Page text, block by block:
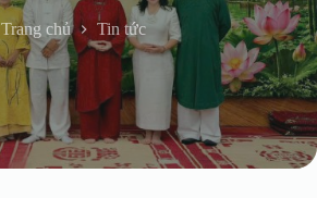
Trang chủ Tin tức